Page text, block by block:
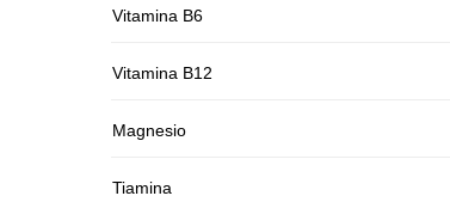
Vitamina B6
Vitamina B12
Magnesio
Tiamina